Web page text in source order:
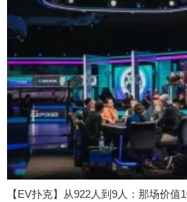
【EV扑克】从922人到9人：那场价值